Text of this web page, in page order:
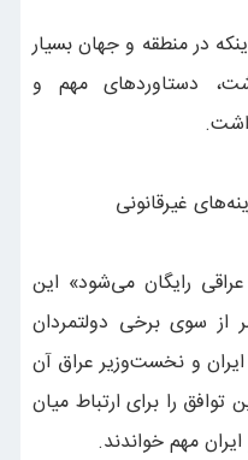
در منطقه و جهان بسیار
دستاوردهای مهم و
غیرقانونی
عراقی رایگان می‌شود» این
از سوی برخی دولتمردان
و نخست‌وزیر عراق آن
را برای ارتباط میان
مهم خواندند.